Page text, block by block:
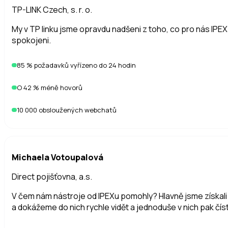
a také Notion. Díky tomu máte přehled, lepší reporting a
Jak funguje ceník? Co si vlastně kupujeme?
Začínáte se základem, který pokryje běžný provoz. Další
Nastavujeme scénáře, automatizace i integrace podle
Jak poznám, jestli je vaše řešení pro nás
TP-LINK Czech, s. r. o.
My v TP linku jsme opravdu nadšeni z toho, co pro nás
spokojeni.
85 % požadavků vyřízeno do 24 hodin
O 42 % méně hovorů
10 000 obsloužených webchatů
Michaela Votoupalová
Direct pojišťovna, a.s.
V čem nám nástroje od IPEXu pomohly? Hlavně jsme
a dokážeme do nich rychle vidět a jednoduše v nich pak